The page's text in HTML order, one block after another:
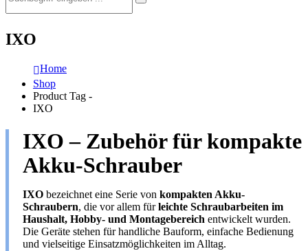
IXO
Home
Shop
Product Tag -
IXO
IXO – Zubehör für kompakte
Akku-Schrauber
IXO bezeichnet eine Serie von kompakten Akku-
Schraubern, die vor allem fürleichte Schraubarbeiten im
Haushalt, Hobby- und Montagebereich entwickelt wurden.
Die Geräte stehen für handliche Bauform, einfache Bedienung
und vielseitige Einsatzmöglichkeiten im Alltag.